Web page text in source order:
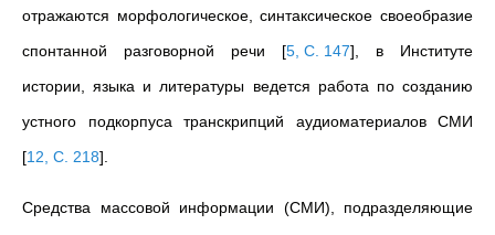
отражаются морфологическое, синтаксическое своеобразие
спонтанной разговорной речи [5, C. 147] , в Институте
истории, языка и литературы ведется работа по созданию
устного подкорпуса транскрипций аудиоматериалов СМИ
[12, C. 218]
Средства массовой информации (СМИ), подразделяющие